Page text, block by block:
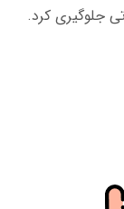
جلوگیری کرد.